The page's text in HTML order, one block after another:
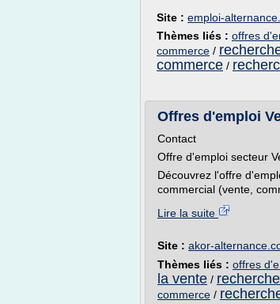
Site : emploi-
Thèmes liés : offres
commerce /
commerce /
Offres d'emploi
Contact
Offre d'emploi secteur
Découvrez l'offre
commercial (vente,
Lire la suite
Site : akor-
Thèmes liés : offres
la vente /
commerce /